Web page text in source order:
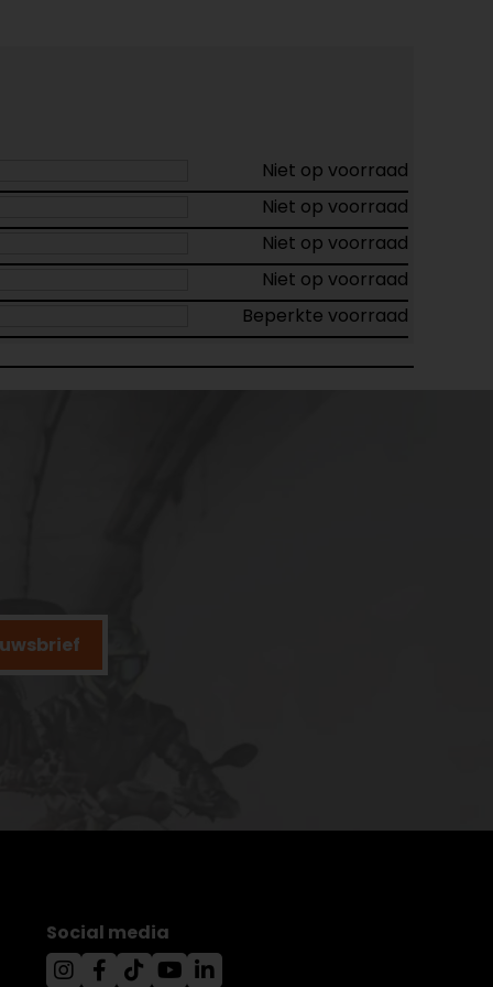
Niet op voorraad
Niet op voorraad
Niet op voorraad
Niet op voorraad
Beperkte voorraad
Social media